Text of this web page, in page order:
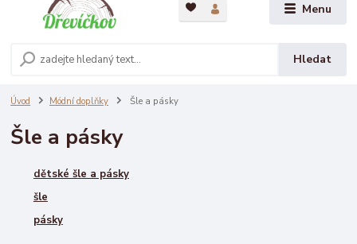
Menu
Hledat
Úvod Módní doplňky Šle a pásky
Šle a pásky
dětské šle a pásky
šle
pásky